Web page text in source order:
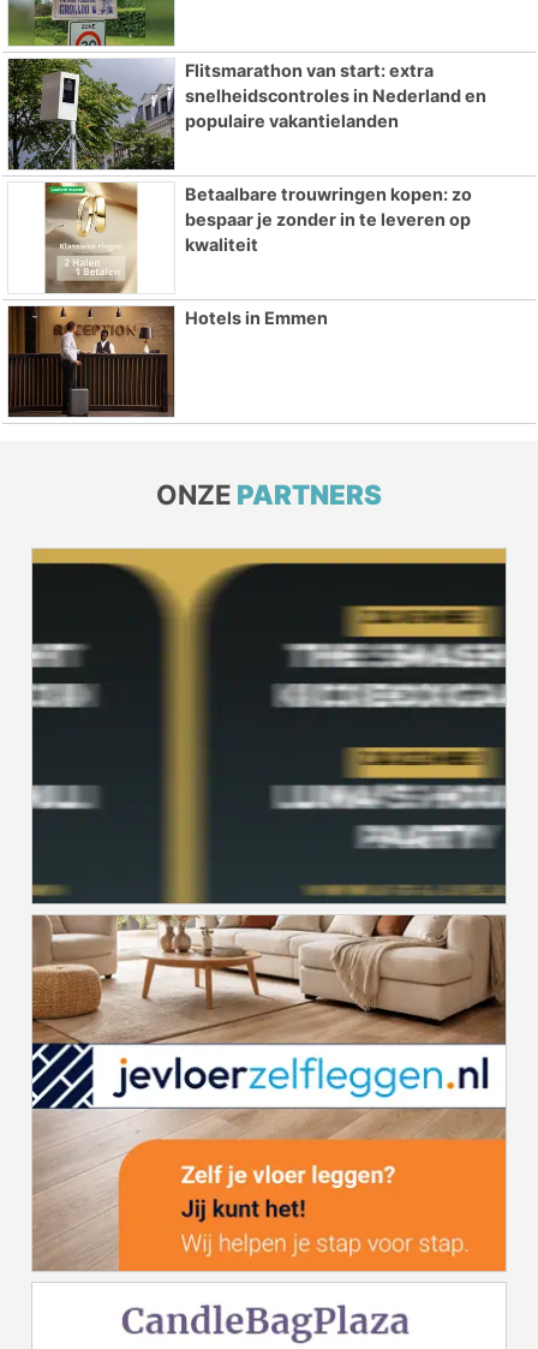
Flitsmarathon van start: extra
snelheidscontroles in Nederland en
populaire vakantielanden
Betaalbare trouwringen kopen: zo
bespaar je zonder in te leveren op
kwaliteit
Hotels in Emmen
ONZE PARTNERS